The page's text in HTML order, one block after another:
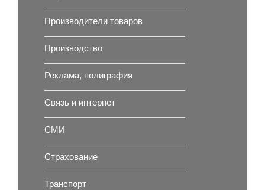
Производители товаров
Производство
Реклама, полиграфия
Связь и интернет
СМИ
Страхование
Транспорт